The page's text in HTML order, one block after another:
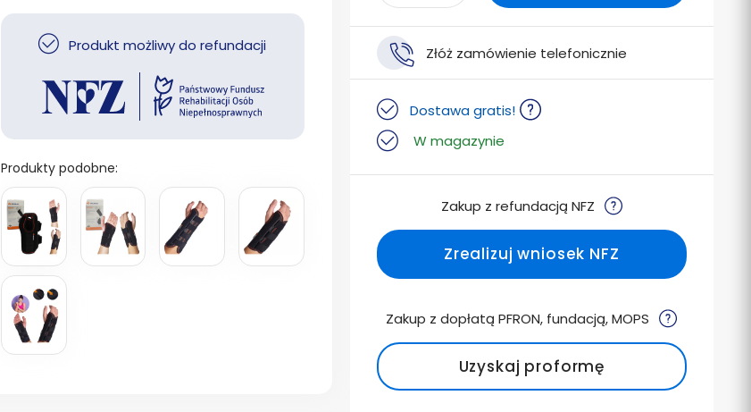
Produkt możliwy do refundacji
Produkty podobne:
Złóż zamówienie telefonicznie
Dostawa gratis!
W magazynie
Zakup z refundacją NFZ
Zrealizuj wniosek NFZ
Zakup z dopłatą PFRON, fundacją, MOPS
Uzyskaj proformę